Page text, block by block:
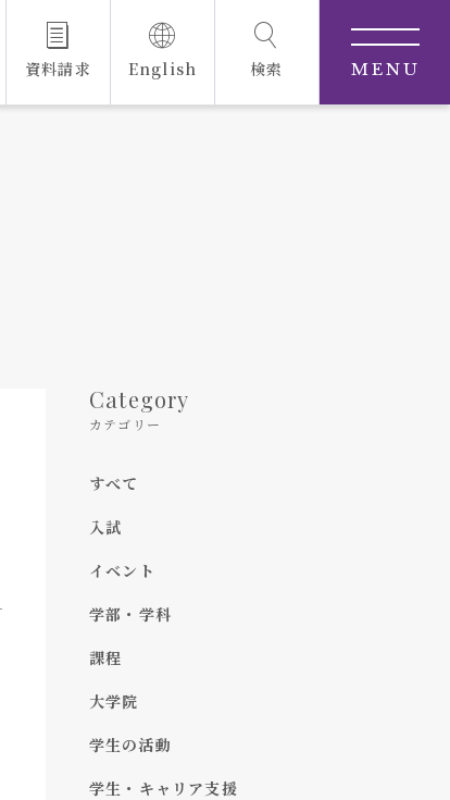
資料請求 English 検索 MENU
Category
カテゴリー
すべて
入試
イベント
学部・学科
課程
大学院
学生の活動
学生・キャリア支援